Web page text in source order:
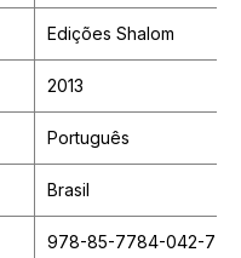
Edições Shalom
2013
Português
Brasil
978-85-7784-042-7